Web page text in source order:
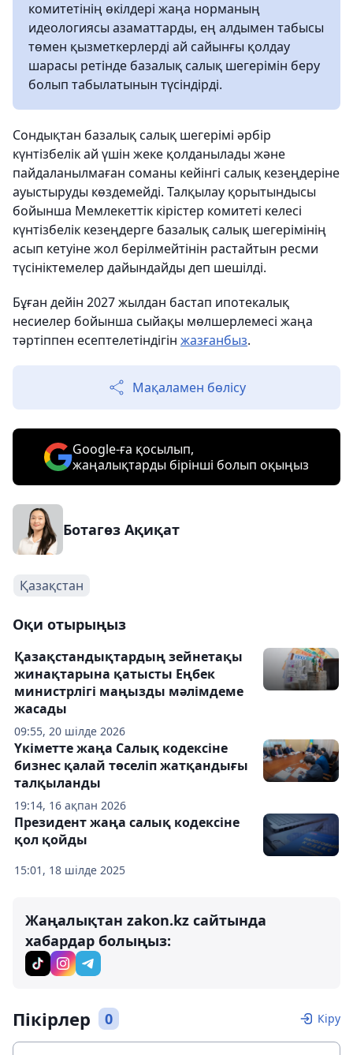
комитетінің өкілдері жаңа норманың
идеологиясы азаматтарды, ең алдымен табысы
төмен қызметкерлерді ай сайынғы қолдау
шарасы ретінде базалық салық шегерімін беру
болып табылатынын түсіндірді.
Сондықтан базалық салық шегерімі әрбір
күнтізбелік ай үшін жеке қолданылады және
пайдаланылмаған соманы кейінгі салық кезеңдеріне
ауыстыруды көздемейді. Талқылау қорытындысы
бойынша Мемлекеттік кірістер комитеті келесі
күнтізбелік кезеңдерге базалық салық шегерімінің
асып кетуіне жол берілмейтінін растайтын ресми
түсініктемелер дайындайды деп шешілді.
Бұған дейін 2027 жылдан бастап ипотекалық
несиелер бойынша сыйақы мөлшерлемесі жаңа
тәртіппен есептелетіндігін жазғанбыз.
Мақаламен бөлісу
Google-ға қосылып,
жаңалықтарды бірінші болып оқыңыз
Ботагөз Ақиқат
Қазақстан
Оқи отырыңыз
09:55, 20 шілде 2026
Қазақстандықтардың зейнетақы
жинақтарына қатысты Еңбек
министрлігі маңызды мәлімдеме
жасады
19:14, 16 ақпан 2026
Үкіметте жаңа Салық кодексіне
бизнес қалай төселіп жатқандығы
талқыланды
15:01, 18 шілде 2025
Президент жаңа салық кодексіне
қол қойды
Жаңалықтан zakon.kz сайтында
хабардар болыңыз:
Пікірлер 0 Кіру